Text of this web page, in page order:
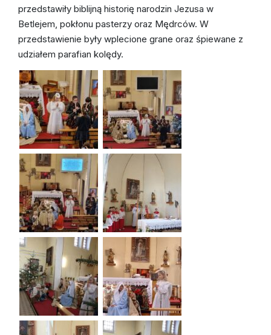
przedstawiły biblijną historię narodzin Jezusa w
Betlejem, pokłonu pasterzy oraz Mędrców. W
przedstawienie były wplecione grane oraz śpiewane z
udziałem parafian kolędy.